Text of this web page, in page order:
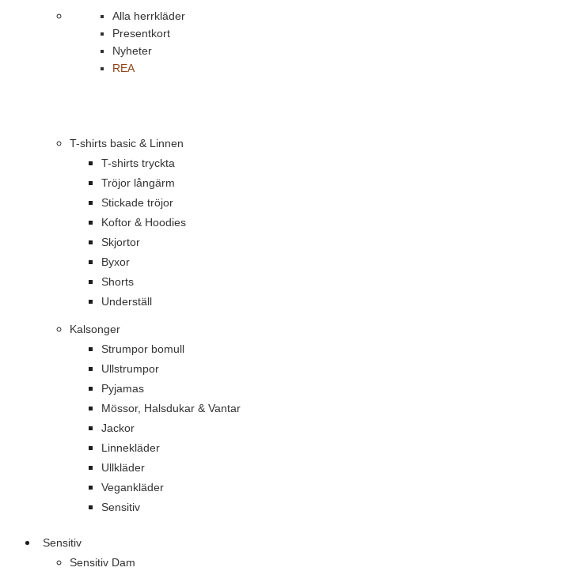
Alla herrkläder
Presentkort
Nyheter
REA
T-shirts basic & Linnen
T-shirts tryckta
Tröjor långärm
Stickade tröjor
Koftor & Hoodies
Skjortor
Byxor
Shorts
Underställ
Kalsonger
Strumpor bomull
Ullstrumpor
Pyjamas
Mössor, Halsdukar & Vantar
Jackor
Linnekläder
Ullkläder
Vegankläder
Sensitiv
Sensitiv
Sensitiv Dam